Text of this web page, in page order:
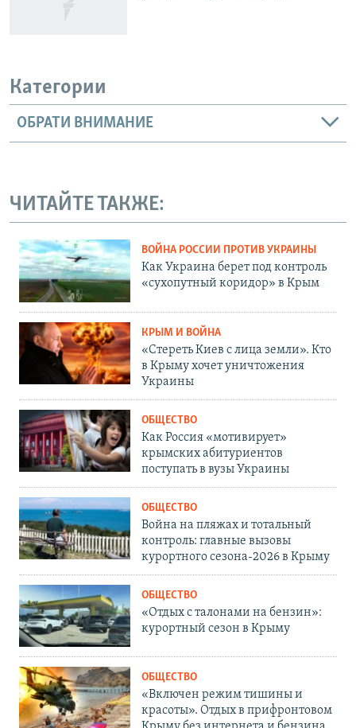
Категории
ОБРАТИ ВНИМАНИЕ
ЧИТАЙТЕ ТАКЖЕ:
ВОЙНА РОССИИ ПРОТИВ УКРАИНЫ
Как Украина берет под контроль
«сухопутный коридор» в Крым
КРЫМ И ВОЙНА
«Стереть Киев с лица земли». Кто
в Крыму хочет уничтожения
Украины
ОБЩЕСТВО
Как Россия «мотивирует»
крымских абитуриентов
поступать в вузы Украины
ОБЩЕСТВО
Война на пляжах и тотальный
контроль: главные вызовы
курортного сезона-2026 в Крыму
ОБЩЕСТВО
«Отдых с талонами на бензин»:
курортный сезон в Крыму
ОБЩЕСТВО
«Включен режим тишины и
красоты». Отдых в прифронтовом